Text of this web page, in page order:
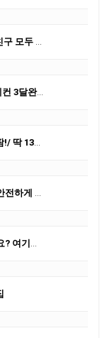
겨가실분
3달완성
만 하세요
따세요
오세요